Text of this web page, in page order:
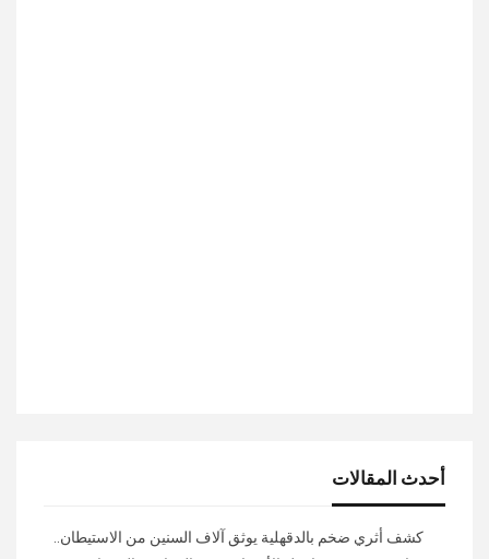
أحدث المقالات
كشف أثري ضخم بالدقهلية يوثق آلاف السنين من الاستيطان..